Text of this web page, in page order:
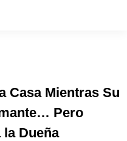
Casa Mientras Su
Pero
la Dueña